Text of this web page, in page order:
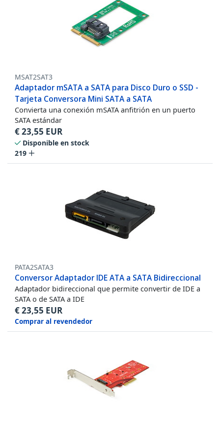
MSAT2SAT3
Adaptador mSATA a SATA para Disco Duro o SSD -
Tarjeta Conversora Mini SATA a SATA
Convierta una conexión mSATA anfitrión en un puerto
SATA estándar
€23,55 EUR
Disponible en stock
219
PATA2SATA3
Conversor Adaptador IDE ATA a SATA Bidireccional
Adaptador bidireccional que permite convertir de IDE a
SATA o de SATA a IDE
€23,55 EUR
Comprar al revendedor